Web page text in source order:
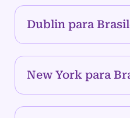
Dublin para
New York para